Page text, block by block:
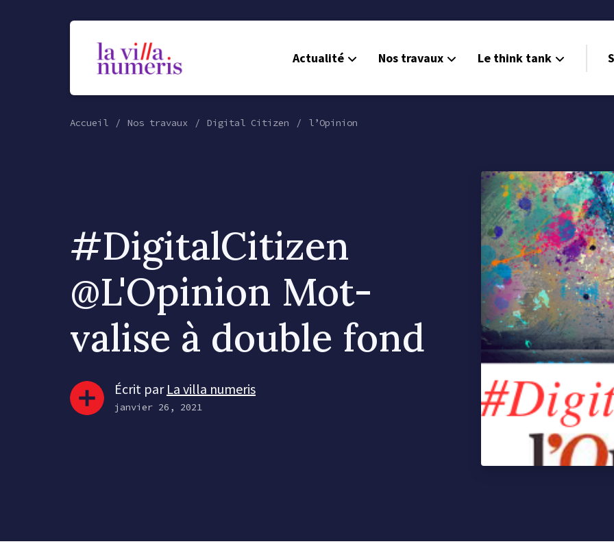
Actualité Nos travaux Le think tank
Accueil Nos travaux Digital Citizen l’Opinion
#DigitalCitizen
@L'Opinion Mot-
valise à double fond
Écrit par La villa numeris
janvier 26, 2021